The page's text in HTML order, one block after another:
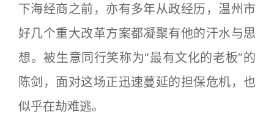
下海经商之前，亦有多年从政经历，温州市
好几个重大改革方案都凝聚有他的汗水与思
想。被生意同行笑称为“最有文化的老板”的
陈剑，面对这场正迅速蔓延的担保危机，也
似乎在劫难逃。